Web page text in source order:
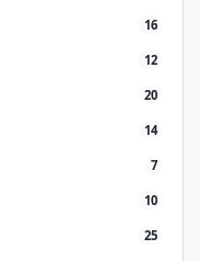
16
12
20
14
7
10
25